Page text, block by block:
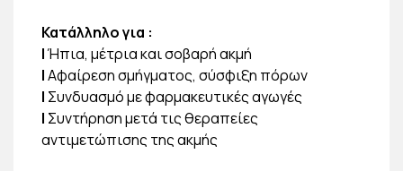
Κατάλληλο για :
|Ήπια, μέτρια και σοβαρή ακμή
|Αφαίρεση σμήγματος, σύσφιξη πόρων
| Συνδυασμό με φαρμακευτικές αγωγές
| Συντήρηση μετά τις θεραπείες
αντιμετώπισης της ακμής